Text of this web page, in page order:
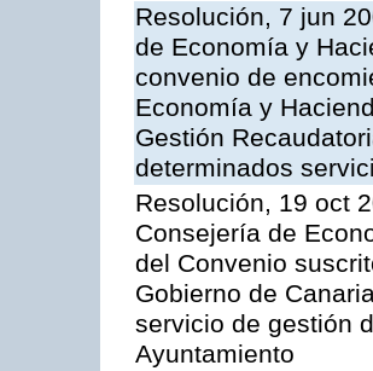
Resolución, 7 jun
de Economía y
convenio de
Economía y
Gestión
determinados
Resolución, 19 oct
Consejería de
del Convenio
Gobierno de
servicio de gestión
Ayuntamiento